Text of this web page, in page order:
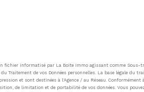
fichier informatisé par La Boite Immo agissant comme
Traitement de vos Données personnelles. La base légale du
et sont destinées à l'Agence / au Réseau.
de limitation et de portabilité de vos données. Vous